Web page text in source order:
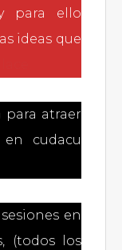
para ello
ideas que
para atraer
cudacu
en
(todos los